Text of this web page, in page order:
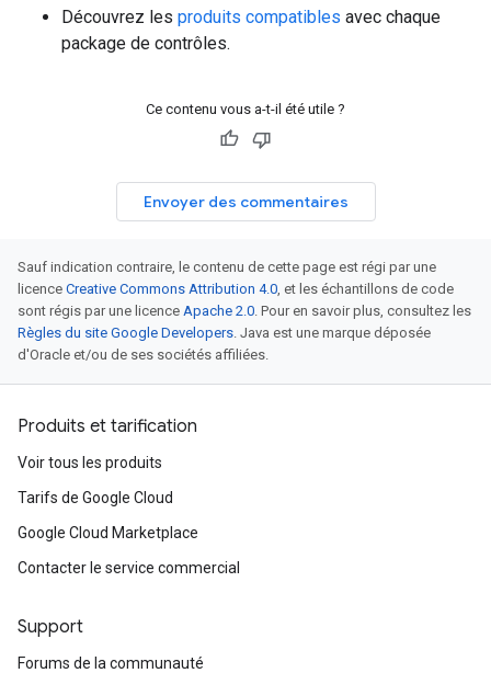
Découvrez les produits compatibles avec chaque
package de contrôles.
Ce contenu vous a-t-il été utile ?
Envoyer des commentaires
Sauf indication contraire, le contenu de cette page est régi par une
licence Creative Commons Attribution 4.0, et les échantillons de code
sont régis par une licence Apache 2.0. Pour en savoir plus, consultez les
Règles du site Google Developers. Java est une marque déposée
d'Oracle et/ou de ses sociétés affiliées.
Produits et tarification
Voir tous les produits
Tarifs de Google Cloud
Google Cloud Marketplace
Contacter le service commercial
Support
Forums de la communauté